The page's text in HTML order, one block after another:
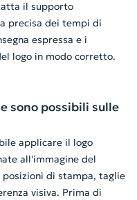
il supporto
precisa dei tempi di
espressa e i
logo in modo corretto.
sono possibili sulle
applicare il logo
all'immagine del
posizioni di stampa, taglie
visiva. Prima di